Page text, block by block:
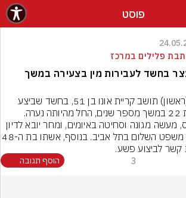
פוסט
פלילים במרכז
בחשד לעבירות מין בצעירה במשך
המשטרה עצרה היום (ראשון) תושב קריית אונו בן 51, בחשד שביצע
בהארכת מעצרו בבית משפט השלום בתל אביב. בנוסף, אשתו בת ה-48
לביצוע פשע.
3 הוסף תגובה